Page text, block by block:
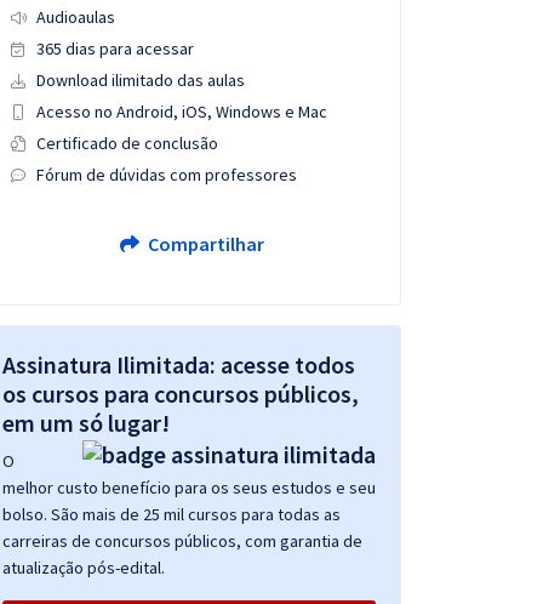
Audioaulas
365 dias para acessar
Download ilimitado das aulas
Acesso no Android, iOS, Windows e Mac
Certificado de conclusão
Fórum de dúvidas com professores
Compartilhar
Assinatura Ilimitada: acesse todos
os cursos para concursos públicos,
em um só lugar!
O
melhor custo benefício para os seus estudos e seu
bolso. São mais de 25 mil cursos para todas as
carreiras de concursos públicos, com garantia de
atualização pós-edital.